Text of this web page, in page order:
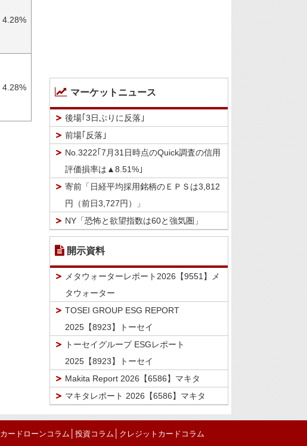
4.28%
4.28% マーケットニュース
後場｢3日ぶりに反落｣
前場｢反落｣
No.3222｢7月31日時点のQuick調査の信用
評価損率は▲8.51%｣
寄前「日経平均採用銘柄のＥＰＳは3,812
円（前日3,727円）」
NY「恐怖と欲望指数は60と強気圏」
開示資料
メタウォーターレポート2026【9551】メ
タウォーター
TOSEI GROUP ESG REPORT
2025【8923】トーセイ
トーセイグループ ESGレポート
2025【8923】トーセイ
Makita Report 2026【6586】マキタ
マキタレポート 2026【6586】マキタ
カードローンコラム 投資コラム クレジットカードコラム